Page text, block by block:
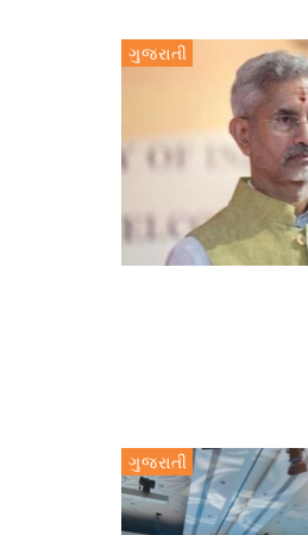
ગુજરાતી
ગુજરાતી